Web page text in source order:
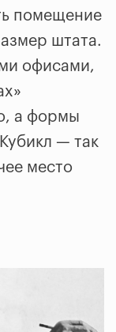
помещение
штата.
офисами,
а формы
— так
место